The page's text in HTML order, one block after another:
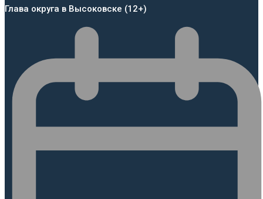
Глава округа в Высоковске (12+)